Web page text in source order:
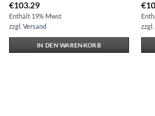
€103.29
Enthält 19% Mwst
zzgl. Versand
IN DEN WARENKORB
€
zzgl.